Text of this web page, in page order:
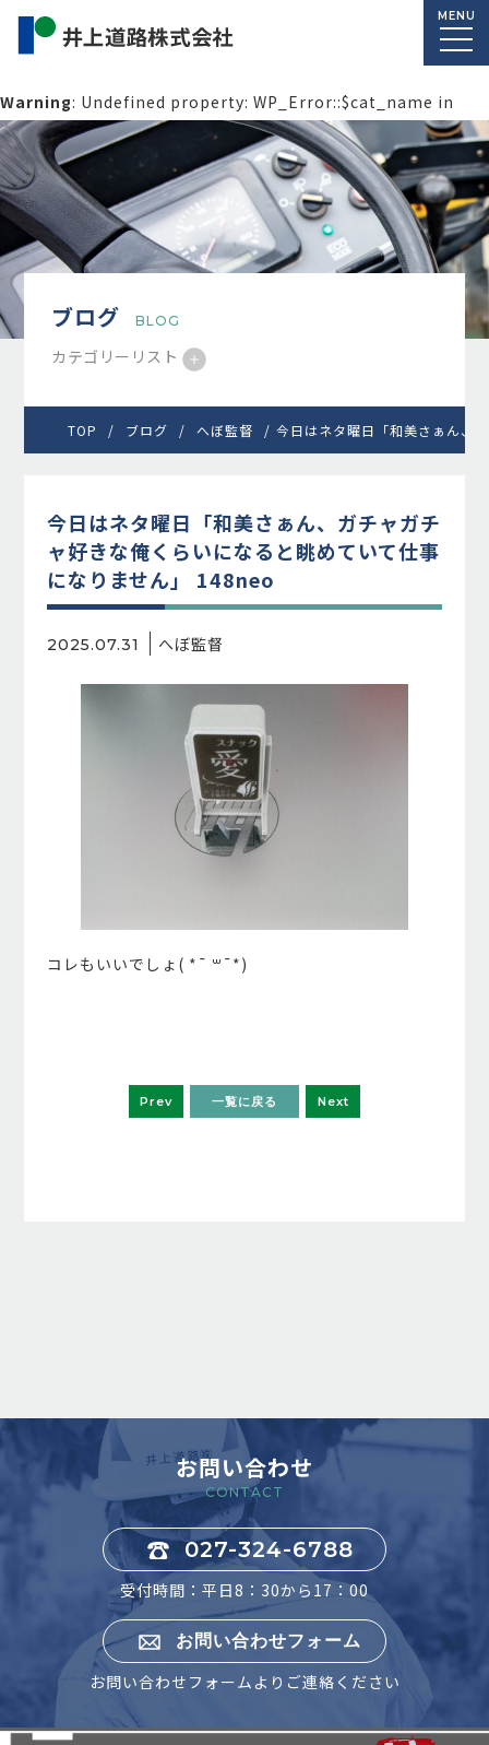
MENU
Warning: Undefined property: WP_Error::$cat_name in
/home/macolab2/inouedoro.co.jp/public_html/wp-
content/themes/inourdoro_theme_2024/single.phpon
line14
ブログ BLOG
カテゴリーリスト
TOP ブログ へぼ監督 今日はネタ曜日「和美さぁん、
今日はネタ曜日「和美さぁん、ガチャガチ
ャ好きな俺くらいになると眺めていて仕事
になりません」 148neo
2025.07.31 へぼ監督
コレもいいでしょ( *¯ ꒳¯*)
Prev 一覧に戻る Next
お問い合わせ
CONTACT
027-324-6788
受付時間：平日8：30から17：00
お問い合わせフォーム
お問い合わせフォームよりご連絡ください